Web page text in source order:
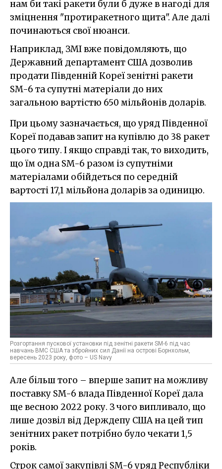
нам би такі ракети були б дуже в нагоді для
зміцнення "протиракетного щита". Але далі
починаються свої нюанси.
Наприклад, ЗМІ вже повідомляють, що
Державний департамент США дозволив
продати Південній Кореї зенітні ракети
SM-6 та супутні матеріали до них
загальною вартістю 650 мільйонів доларів.
При цьому зазначається, що уряд Південної
Кореї подавав запит на купівлю до 38 ракет
цього типу. І якщо справді так, то виходить,
що їм одна SM-6 разом із супутніми
матеріалами обійдеться по середній
вартості 17,1 мільйона доларів за одиницю.
Розгортання пускової установки під зенітні ракети SM-6 під час
навчань ВМС США та збройних сил Данії на острові Борнхольм,
вересень 2023 року, фото – US Navy
Але більш того – вперше запит на можливу
поставку SM-6 влада Південної Кореї дала
ще весною 2022 року. З чого випливало, що
лише дозвіл від Держдепу США на цей тип
зенітних ракет потрібно було чекати 1,5
років.
Строк самої закупівлі SM-6 уряд Республіки